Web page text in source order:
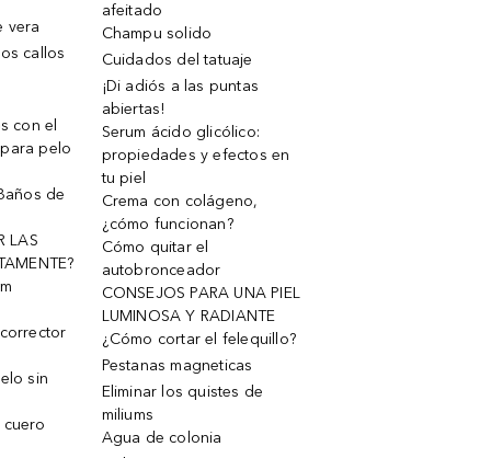
vera
callos
con el
pelo
de
LAS
sin
cuero
afeitado
Champu solido
Cuidados del tatuaje
¡Di adiós a las puntas
abiertas!
Serum ácido glicólico:
propiedades y efectos en
tu piel
Crema con colágeno,
¿cómo funcionan?
Cómo quitar el
autobronceador
CONSEJOS PARA UNA PIEL
LUMINOSA Y RADIANTE
¿Cómo cortar el felequillo?
Pestanas magneticas
Eliminar los quistes de
miliums
Agua de colonia